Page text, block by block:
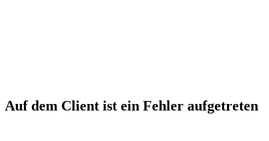
Auf dem Client ist ein Fehler aufgetreten